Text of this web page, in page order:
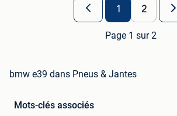
1 2
Page 1 sur 2
bmw e39 dans Pneus & Jantes
Mots-clés associés